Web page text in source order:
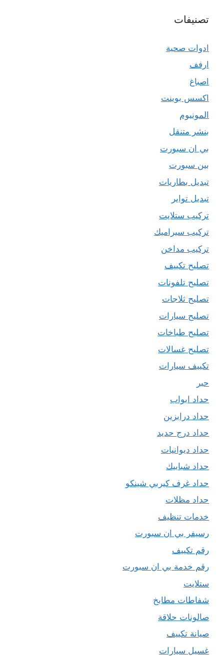
تصنيفات
ادوات صحية
ارفف
اصباغ
اكسس بوينت
المونيوم
بنشر متنقل
بي ان سبورت
بين سبورت
تبديل بطاريات
تبديل تواير
تركيب ستلايت
تركيب سيراميك
تركيب مداخن
تصليح تكييف
تصليح تلفونات
تصليح ثلاجات
تصليح سيارات
تصليح طباخات
تصليح غسالات
تكييف سيارات
حبر
حداد ابواب
حداد درابزين
حداد درج حديد
حداد ديوانيات
حداد شبابيك
حداد غرف كيربي شينكو
حداد مظلات
خدمات تنظيف
رسيفر بي ان سبورت
رقم تكييف
رقم خدمة بي ان سبورت
ستلايت
شفاطات مطابخ
صالونات حلاقة
صيانة تكييف
غسيل سيارات